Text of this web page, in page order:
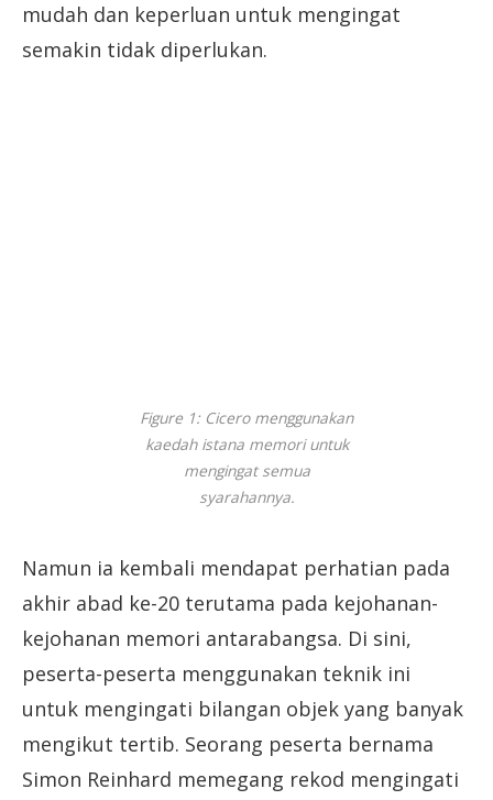
mudah dan keperluan untuk mengingat
semakin tidak diperlukan.
Figure 1: Cicero menggunakan
kaedah istana memori untuk
mengingat semua
syarahannya.
Namun ia kembali mendapat perhatian pada
akhir abad ke-20 terutama pada kejohanan-
kejohanan memori antarabangsa. Di sini,
peserta-peserta menggunakan teknik ini
untuk mengingati bilangan objek yang banyak
mengikut tertib. Seorang peserta bernama
Simon Reinhard memegang rekod mengingati